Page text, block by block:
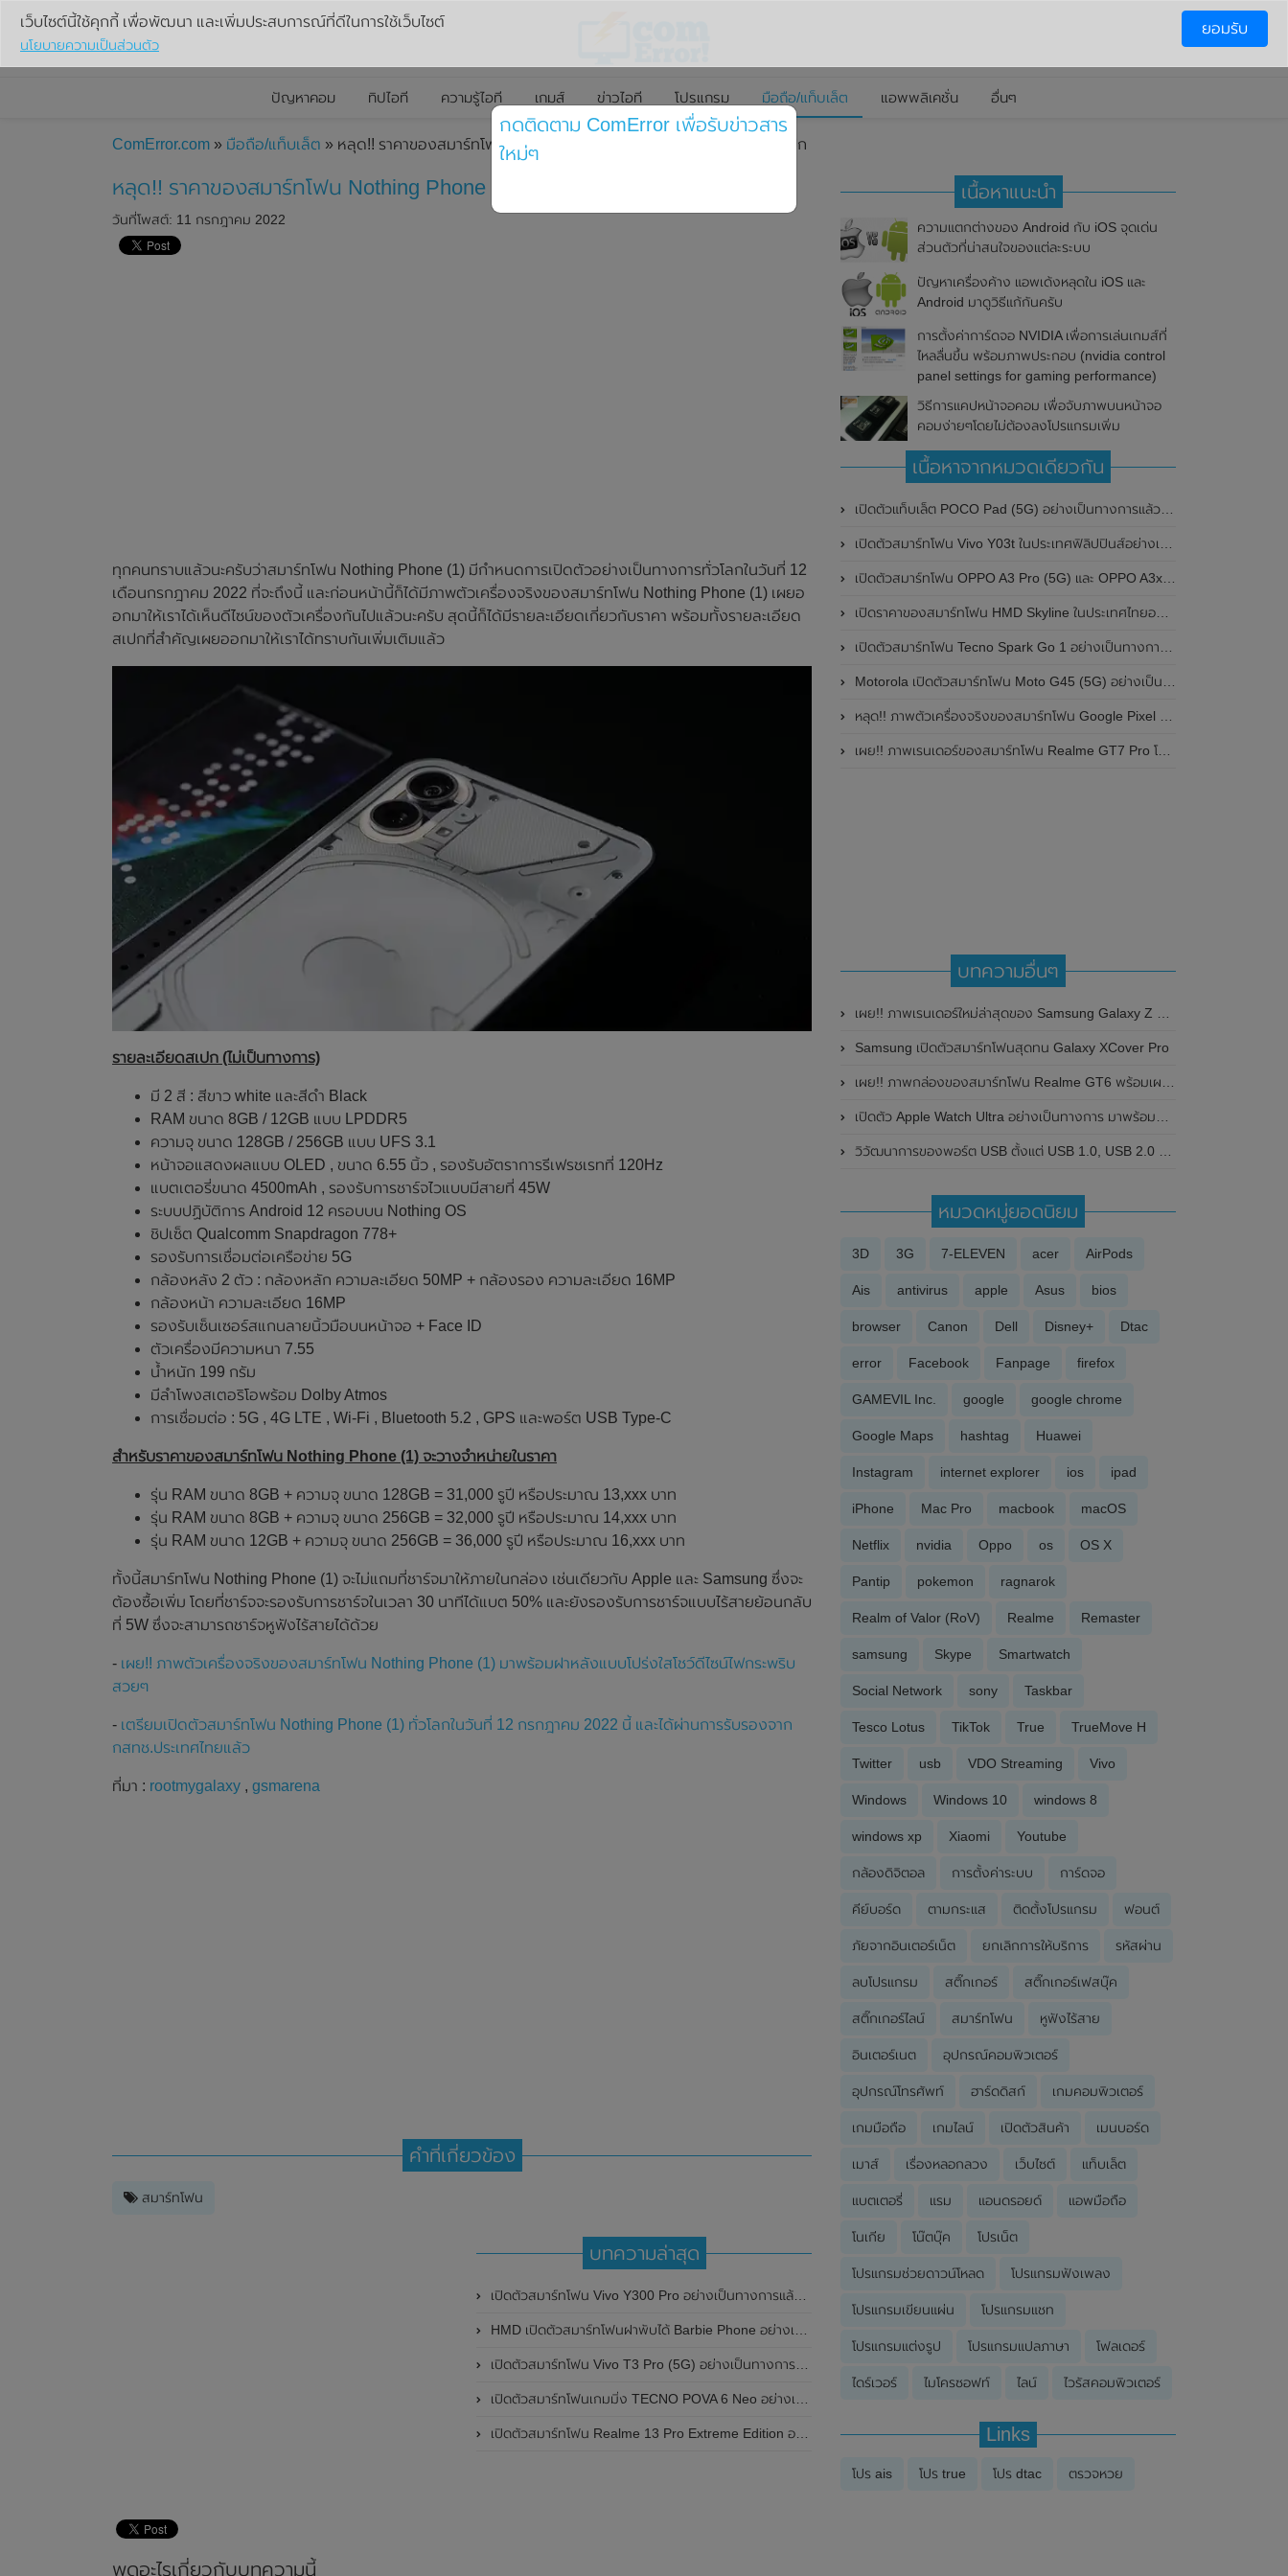
ปัญหาคอม ทิปไอที ความรู้ไอที เกมส์ ข่าวไอที โปรแกรม มือถือ/แท็บเล็ต แอพพลิเคชั่น อื่นๆ
ComError.com » มือถือ/แท็บเล็ต » หลุด!! ราคาของสมาร์ทโฟน Nothing Phone (1) พร้อมเผยรายละเอียดสเปก
หลุด!! ราคาของสมาร์ทโฟน Nothing Phone (1) พร้อมเผยรายละเอียดสเปก
วันที่โพสต์: 11 กรกฎาคม 2022
ทุกคนทราบแล้วนะครับว่าสมาร์ทโฟน Nothing Phone (1) มีกำหนดการเปิดตัวอย่างเป็นทางการทั่วโลกในวันที่ 12
เดือนกรกฎาคม 2022 ที่จะถึงนี้ และก่อนหน้านี้ก็ได้มีภาพตัวเครื่องจริงของสมาร์ทโฟน Nothing Phone (1) เผยอ
อกมาให้เราได้เห็นดีไซน์ของตัวเครื่องกันไปแล้วนะครับ สุดนี้ก็ได้มีรายละเอียดเกี่ยวกับราคา พร้อมทั้งรายละเอียด
สเปกที่สำคัญเผยออกมาให้เราได้ทราบกันเพิ่มเติมแล้ว
รายละเอียดสเปก (ไม่เป็นทางการ)
มี 2 สี : สีขาว white และสีดำ Black
RAM ขนาด 8GB / 12GB แบบ LPDDR5
ความจุ ขนาด 128GB / 256GB แบบ UFS 3.1
หน้าจอแสดงผลแบบ OLED , ขนาด 6.55 นิ้ว , รองรับอัตราการรีเฟรชเรทที่ 120Hz
แบตเตอรี่ขนาด 4500mAh , รองรับการชาร์จไวแบบมีสายที่ 45W
ระบบปฏิบัติการ Android 12 ครอบบน Nothing OS
ชิปเซ็ต Qualcomm Snapdragon 778+
รองรับการเชื่อมต่อเครือข่าย 5G
กล้องหลัง 2 ตัว : กล้องหลัก ความละเอียด 50MP + กล้องรอง ความละเอียด 16MP
กล้องหน้า ความละเอียด 16MP
รองรับเซ็นเซอร์สแกนลายนิ้วมือบนหน้าจอ + Face ID
ตัวเครื่องมีความหนา 7.55
น้ำหนัก 199 กรัม
มีลำโพงสเตอริโอพร้อม Dolby Atmos
การเชื่อมต่อ : 5G , 4G LTE , Wi-Fi , Bluetooth 5.2 , GPS และพอร์ต USB Type-C
สำหรับราคาของสมาร์ทโฟน Nothing Phone (1) จะวางจำหน่ายในราคา
รุ่น RAM ขนาด 8GB + ความจุ ขนาด 128GB = 31,000 รูปี หรือประมาณ 13,xxx บาท
รุ่น RAM ขนาด 8GB + ความจุ ขนาด 256GB = 32,000 รูปี หรือประมาณ 14,xxx บาท
รุ่น RAM ขนาด 12GB + ความจุ ขนาด 256GB = 36,000 รูปี หรือประมาณ 16,xxx บาท
ทั้งนี้สมาร์ทโฟน Nothing Phone (1) จะไม่แถมที่ชาร์จมาให้ภายในกล่อง เช่นเดียวกับ Apple และ Samsung ซึ่งจะ
ต้องซื้อเพิ่ม โดยที่ชาร์จจะรองรับการชาร์จในเวลา 30 นาทีได้แบต 50% และยังรองรับการชาร์จแบบไร้สายย้อนกลับ
ที่ 5W ซึ่งจะสามารถชาร์จหูฟังไร้สายได้ด้วย
- เผย!! ภาพตัวเครื่องจริงของสมาร์ทโฟน Nothing Phone (1) มาพร้อมฝาหลังแบบโปร่งใสโชว์ดีไซน์ไฟกระพริบ
สวยๆ
- เตรียมเปิดตัวสมาร์ทโฟน Nothing Phone (1) ทั่วโลกในวันที่ 12 กรกฎาคม 2022 นี้ และได้ผ่านการรับรองจาก
กสทช.ประเทศไทยแล้ว
ที่มา : rootmygalaxy , gsmarena
คำที่เกี่ยวข้อง
สมาร์ทโฟน
บทความล่าสุด
เปิดตัวสมาร์ทโฟน Vivo Y300 Pro อย่างเป็นทางการแล้วในประเทศจีน มาพร้อมดีไซน์พรีเมี่ยม ทนทาน และแบตเตอรี่สุดอึดขนาดใหญ่ 6,500mAh พร้อมรองรับการชาร์จไว 80W
HMD เปิดตัวสมาร์ทโฟนฝาพับได้ Barbie Phone อย่างเป็นทางการแล้ว มาพร้อมธีมสีชมพูสดใส
เปิดตัวสมาร์ทโฟน Vivo T3 Pro (5G) อย่างเป็นทางการแล้วในประเทศอินเดีย
เปิดตัวสมาร์ทโฟนเกมมิ่ง TECNO POVA 6 Neo อย่างเป็นทางการแล้วในประเทศไทย ในราคา 8,499 บาท
เปิดตัวสมาร์ทโฟน Realme 13 Pro Extreme Edition อย่างเป็นทางการแล้วในประเทศจีน
พูดอะไรเกี่ยวกับบทความนี้
เนื้อหาแนะนำ
ความแตกต่างของ Android กับ iOS จุดเด่น
ส่วนตัวที่น่าสนใจของแต่ละระบบ
ปัญหาเครื่องค้าง แอพเด้งหลุดใน iOS และ
Android มาดูวิธีแก้กันครับ
การตั้งค่าการ์ดจอ NVIDIA เพื่อการเล่นเกมส์ที่
ไหลลื่นขึ้น พร้อมภาพประกอบ (nvidia control
panel settings for gaming performance)
วิธีการแคปหน้าจอคอม เพื่อจับภาพบนหน้าจอ
คอมง่ายๆโดยไม่ต้องลงโปรแกรมเพิ่ม
เนื้อหาจากหมวดเดียวกัน
เปิดตัวแท็บเล็ต POCO Pad (5G) อย่างเป็นทางการแล้วในประเทศอินเดีย มาพร้อมชิปเซ็ต Snapdragon 7s Gen 2 ของ Qualcomm และรองรับเครือข่าย 5G
เปิดตัวสมาร์ทโฟน Vivo Y03t ในประเทศฟิลิปปินส์อย่างเป็นทางการแล้ว มาพร้อมชิปเซ็ต Unisoc T612 , กล้องหลัง ความละเอียด 13MP , แบตเตอรี่ 5,000mAh และหน้าจอแสดงผล LCD / 90Hz
เปิดตัวสมาร์ทโฟน OPPO A3 Pro (5G) และ OPPO A3x ในประเทศไทยอย่างเป็นทางการแล้ว ในราคาเริ่มต้นเพียง 3,999 บาท
เปิดราคาของสมาร์ทโฟน HMD Skyline ในประเทศไทยอย่างเป็นทางการแล้ว ราคา 14,990 บาท
เปิดตัวสมาร์ทโฟน Tecno Spark Go 1 อย่างเป็นทางการแล้ว มาพร้อมหน้าจอแสดงผล LCD / 120Hz , แบตเตอรี่ 5,000mAh และใช้ชิปเซ็ต Unisoc
Motorola เปิดตัวสมาร์ทโฟน Moto G45 (5G) อย่างเป็นทางการแล้วในอินเดีย
หลุด!! ภาพตัวเครื่องจริงของสมาร์ทโฟน Google Pixel 9a โชว์ดีไซน์ใหม่ กล้องหลังแบนราบ ไม่มีกรอบของกล้องแล้ว
เผย!! ภาพเรนเดอร์ของสมาร์ทโฟน Realme GT7 Pro โชว์ให้เห็นดีไซน์ใหม่ พร้อมเผยรายละเอียดสเปกที่สำคัญบางส่วน
บทความอื่นๆ
เผย!! ภาพเรนเดอร์ใหม่ล่าสุดของ Samsung Galaxy Z Fold 3 แสดงให้เห็น 2 ดีไซน์ที่แตกต่างกัน (มีคลิป)
Samsung เปิดตัวสมาร์ทโฟนสุดทน Galaxy XCover Pro
เผย!! ภาพกล่องของสมาร์ทโฟน Realme GT6 พร้อมเผยวันที่คาดว่าจะเปิดตัวและวางจำหน่าย
เปิดตัว Apple Watch Ultra อย่างเป็นทางการ มาพร้อมหน้าจอขนาดใหญ่ 49 มม. และแบตเตอรี่ใช้งานได้นานสูงสุด 60 ชั่วโมง เหมาะกับสายลุยๆใช้งานหนัก
วิวัฒนาการของพอร์ต USB ตั้งแต่ USB 1.0, USB 2.0 จนถึง USB 4 ในปัจจุบัน
หมวดหมู่ยอดนิยม
3D 3G 7-ELEVEN acer AirPods
Ais antivirus apple Asus bios
browser Canon Dell Disney+ Dtac
error Facebook Fanpage firefox
GAMEVIL Inc. google google chrome
Google Maps hashtag Huawei
Instagram internet explorer ios ipad
iPhone Mac Pro macbook macOS
Netflix nvidia Oppo os OS X
Pantip pokemon ragnarok
Realm of Valor (RoV) Realme Remaster
samsung Skype Smartwatch
Social Network sony Taskbar
Tesco Lotus TikTok True TrueMove H
Twitter usb VDO Streaming Vivo
Windows Windows 10 windows 8
windows xp Xiaomi Youtube
กล้องดิจิตอล การตั้งค่าระบบ การ์ดจอ
คีย์บอร์ด ตามกระแส ติดตั้งโปรแกรม ฟอนต์
ภัยจากอินเตอร์เน็ต ยกเลิกการให้บริการ รหัสผ่าน
ลบโปรแกรม สติ๊กเกอร์ สติ๊กเกอร์เฟสบุ๊ค
สติ๊กเกอร์ไลน์ สมาร์ทโฟน หูฟังไร้สาย
อินเตอร์เนต อุปกรณ์คอมพิวเตอร์
อุปกรณ์โทรศัพท์ ฮาร์ดดิสก์ เกมคอมพิวเตอร์
เกมมือถือ เกมไลน์ เปิดตัวสินค้า เมนบอร์ด
เมาส์ เรื่องหลอกลวง เว็บไซต์ แท็บเล็ต
แบตเตอรี่ แรม แอนดรอยด์ แอพมือถือ
โนเกีย โน๊ตบุ๊ค โปรเน็ต
โปรแกรมช่วยดาวน์โหลด โปรแกรมฟังเพลง
โปรแกรมเขียนแผ่น โปรแกรมแชท
โปรแกรมแต่งรูป โปรแกรมแปลภาษา โฟลเดอร์
ไดร์เวอร์ ไมโครซอฟท์ ไลน์ ไวรัสคอมพิวเตอร์
Links
โปร ais โปร true โปร dtac ตรวจหวย
เว็บไซต์นี้ใช้คุกกี้ เพื่อพัฒนา และเพิ่มประสบการณ์ที่ดีในการใช้เว็บไซต์
นโยบายความเป็นส่วนตัว
ยอมรับ
กดติดตาม ComError เพื่อรับข่าวสาร
ใหม่ๆ